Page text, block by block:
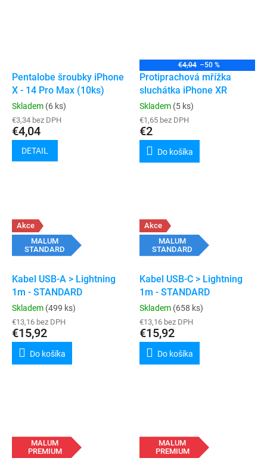
Pentalobe šroubky iPhone
X - 14 Pro Max (10ks)
Skladem (6 ks)
€3,34 bez DPH
€4,04
DETAIL
€4,04 –50 %
Protiprachová mřížka
sluchátka iPhone XR
Skladem (5 ks)
€1,65 bez DPH
€2
Do košíka
Akce
MALUM
STANDARD
Kabel USB-A > Lightning
1m - STANDARD
Skladem (499 ks)
€13,16 bez DPH
€15,92
Do košíka
Akce
MALUM
STANDARD
Kabel USB-C > Lightning
1m - STANDARD
Skladem (658 ks)
€13,16 bez DPH
€15,92
Do košíka
MALUM
PREMIUM
MALUM
PREMIUM